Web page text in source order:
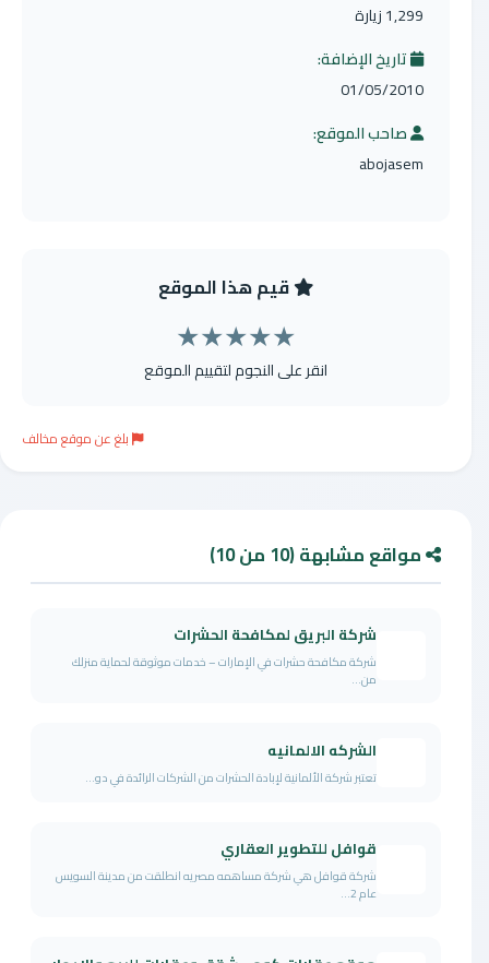
1,299 زيارة
تاريخ الإضافة:
01/05/2010
صاحب الموقع:
abojasem
قيم هذا الموقع
★
★
★
★
★
انقر على النجوم لتقييم الموقع
بلغ عن موقع مخالف
مواقع مشابهة (10 من 10)
شركة البريق لمكافحة الحشرات
شركة مكافحة حشرات في الإمارات – خدمات موثوقة لحماية منزلك
من...
الشركه الالمانيه
تعتبر شركة الألمانية لإبادة الحشرات من الشركات الرائدة في دو...
قوافل للتطوير العقاري
شركة قوافل هي شركة مساهمه مصريه انطلقت من مدينة السويس
عام 2...